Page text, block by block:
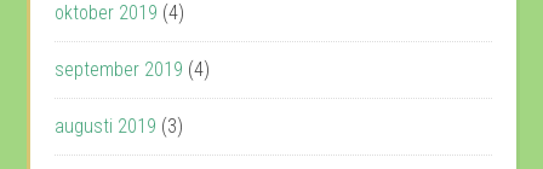
oktober 2019 (4)
september 2019 (4)
augusti 2019 (3)